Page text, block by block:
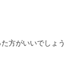
方がいいでしょう